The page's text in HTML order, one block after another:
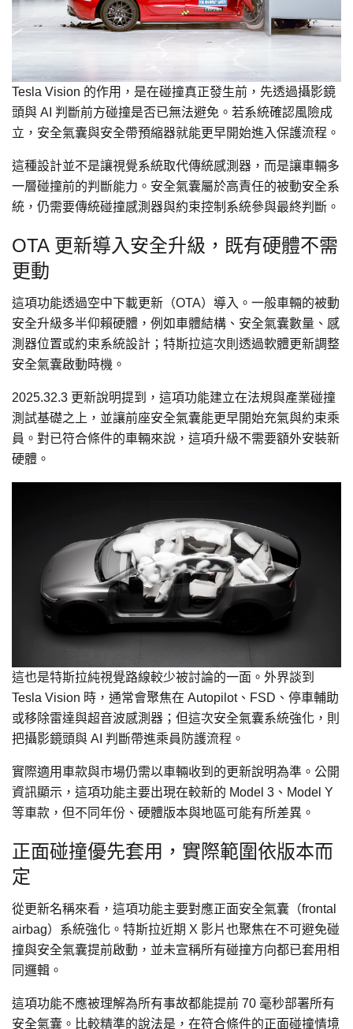
Tesla Vision 的作用，是在碰撞真正發生前，先透過攝影鏡
頭與 AI 判斷前方碰撞是否已無法避免。若系統確認風險成
立，安全氣囊與安全帶預縮器就能更早開始進入保護流程。
這種設計並不是讓視覺系統取代傳統感測器，而是讓車輛多
一層碰撞前的判斷能力。安全氣囊屬於高責任的被動安全系
統，仍需要傳統碰撞感測器與約束控制系統參與最終判斷。
OTA 更新導入安全升級，既有硬體不需
更動
這項功能透過空中下載更新（OTA）導入。一般車輛的被動
安全升級多半仰賴硬體，例如車體結構、安全氣囊數量、感
測器位置或約束系統設計；特斯拉這次則透過軟體更新調整
安全氣囊啟動時機。
2025.32.3 更新說明提到，這項功能建立在法規與產業碰撞
測試基礎之上，並讓前座安全氣囊能更早開始充氣與約束乘
員。對已符合條件的車輛來說，這項升級不需要額外安裝新
硬體。
這也是特斯拉純視覺路線較少被討論的一面。外界談到
Tesla Vision 時，通常會聚焦在 Autopilot、FSD、停車輔助
或移除雷達與超音波感測器；但這次安全氣囊系統強化，則
把攝影鏡頭與 AI 判斷帶進乘員防護流程。
實際適用車款與市場仍需以車輛收到的更新說明為準。公開
資訊顯示，這項功能主要出現在較新的 Model 3、Model Y
等車款，但不同年份、硬體版本與地區可能有所差異。
正面碰撞優先套用，實際範圍依版本而
定
從更新名稱來看，這項功能主要對應正面安全氣囊（frontal
airbag）系統強化。特斯拉近期 X 影片也聚焦在不可避免碰
撞與安全氣囊提前啟動，並未宣稱所有碰撞方向都已套用相
同邏輯。
這項功能不應被理解為所有事故都能提前 70 毫秒部署所有
安全氣囊。比較精準的說法是，在符合條件的正面碰撞情境